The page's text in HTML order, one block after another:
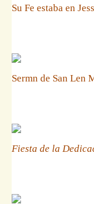
Su Fe estaba en
Sermn de San Len
Fiesta de la